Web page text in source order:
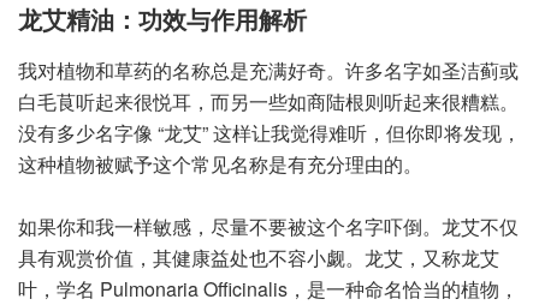
龙艾精油：功效与作用解析
我对植物和草药的名称总是充满好奇。许多名字如圣洁蓟或
白毛茛听起来很悦耳，而另一些如商陆根则听起来很糟糕。
没有多少名字像 “龙艾” 这样让我觉得难听，但你即将发现，
这种植物被赋予这个常见名称是有充分理由的。
如果你和我一样敏感，尽量不要被这个名字吓倒。龙艾不仅
具有观赏价值，其健康益处也不容小觑。龙艾，又称龙艾
叶，学名 Pulmonaria Officinalis，是一种命名恰当的植物，